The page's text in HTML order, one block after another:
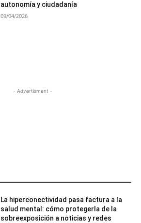
autonomía y ciudadanía
09/04/2026
- Advertisment -
La hiperconectividad pasa factura a la
salud mental: cómo protegerla de la
sobreexposición a noticias y redes